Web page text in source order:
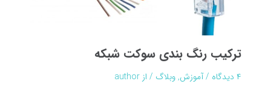
ترکیب رنگ بندی سوکت شبکه
۴ دیدگاه /آموزش,وبلاگ / از author